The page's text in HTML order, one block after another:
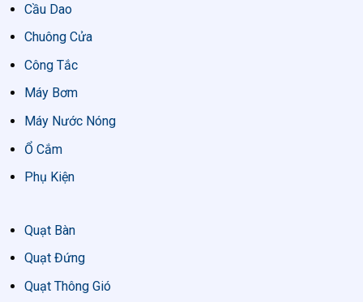
Cầu Dao
Chuông Cửa
Công Tắc
Máy Bơm
Máy Nước Nóng
Ổ Cắm
Phụ Kiện
Quạt Bàn
Quạt Đứng
Quạt Thông Gió